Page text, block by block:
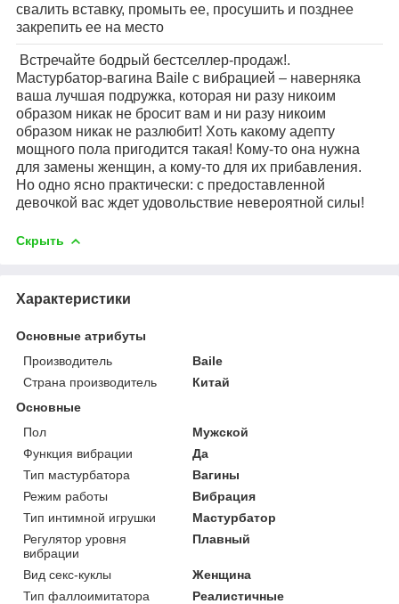
свалить вставку, промыть ее, просушить и позднее
закрепить ее на место
Встречайте бодрый бестселлер-продаж!.
Мастурбатор-вагина Baile с вибрацией – наверняка
ваша лучшая подружка, которая ни разу никоим
образом никак не бросит вам и ни разу никоим
образом никак не разлюбит! Хоть какому адепту
мощного пола пригодится такая! Кому-то она нужна
для замены женщин, а кому-то для их прибавления.
Но одно ясно практически: с предоставленной
девочкой вас ждет удовольствие невероятной силы!
Скрыть
Характеристики
Основные атрибуты
Производитель
Baile
Страна производитель
Китай
Основные
Пол
Мужской
Функция вибрации
Да
Тип мастурбатора
Вагины
Режим работы
Вибрация
Тип интимной игрушки
Мастурбатор
Регулятор уровня
вибрации
Плавный
Вид секс-куклы
Женщина
Тип фаллоимитатора
Реалистичные